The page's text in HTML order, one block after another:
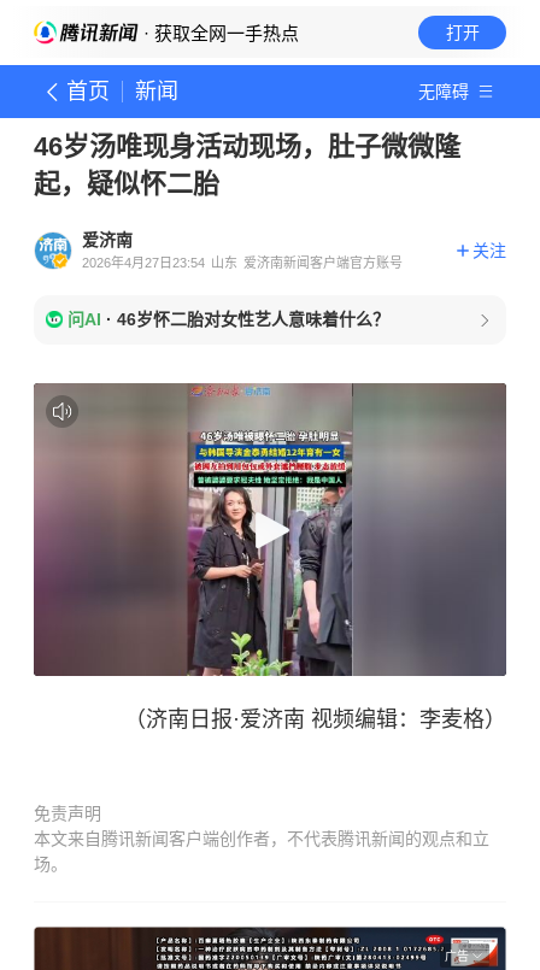
· 获取全网一手热点 打开
首页 新闻 无障碍
46岁汤唯现身活动现场，肚子微微隆
起，疑似怀二胎
爱济南
2026年4月27日23:54 山东 爱济南新闻客户端官方账号
关注
问AI · 46岁怀二胎对女性艺人意味着什么？
（济南日报·爱济南 视频编辑：李麦格）
免责声明
本文来自腾讯新闻客户端创作者，不代表腾讯新闻的观点和立
场。
广告